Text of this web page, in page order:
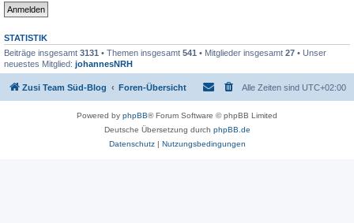
STATISTIK
Beiträge insgesamt 3131 • Themen insgesamt 541 • Mitglieder insgesamt 27 • Unser
neuestes Mitglied: johannesNRH
Zusi Team Süd-Blog Foren-Übersicht Alle Zeiten sind UTC+02:00
Powered by phpBB® Forum Software © phpBB Limited
Deutsche Übersetzung durch phpBB.de
Datenschutz| Nutzungsbedingungen